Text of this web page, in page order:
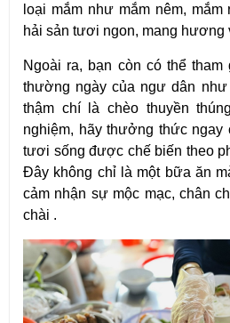
loại mắm như mắm nêm,
hải sản tươi ngon, mang hương
Ngoài ra, bạn còn có thể
thường ngày của ngư dân
thậm chí là chèo thuyền
nghiệm, hãy thưởng thức ngay
tươi sống được chế biến theo
Đây không chỉ là một bữa ăn
cảm nhận sự mộc mạc, chân
chài .